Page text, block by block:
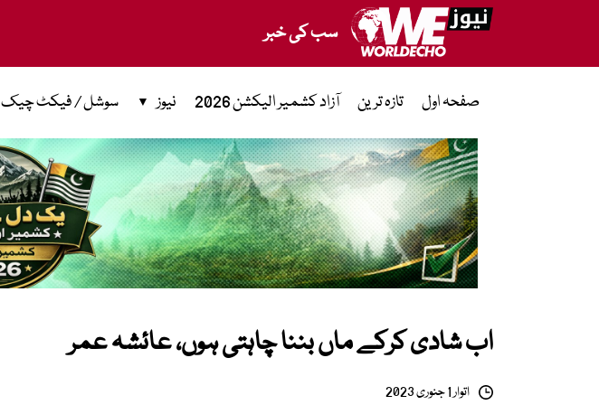
سب کی خبر
صفحہ اول تازہ ترین آزاد کشمیر الیکشن 2026 نیوز سوشل / فیکٹ چیک
اب شادی کرکے ماں بننا چاہتی ہوں، عائشہ عمر
اتوار 1 جنوری 2023